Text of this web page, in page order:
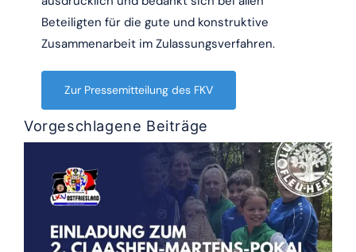
Beteiligten für die gute und konstruktive
Zusammenarbeit im Zulassungsverfahren.
Zur Pressemitteilung des FKV
Vorgeschlagene Beiträge